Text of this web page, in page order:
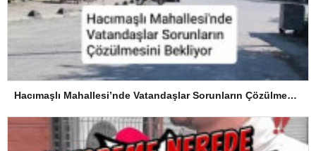
Hacımaşlı Mahallesi’nde Vatandaşlar Sorunların Çözülmesini Bekliyor